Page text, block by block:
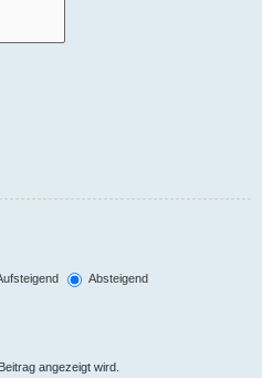
Absteigend
angezeigt wird.